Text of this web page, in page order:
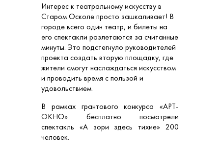
Интерес к театральному искусству в
Старом Осколе просто зашкаливает! В
городе всего один театр, и билеты на
его спектакли разлетаются за считанные
минуты. Это подстегнуло руководителей
проекта создать вторую площадку, где
жители смогут наслаждаться искусством
и проводить время с пользой и
удовольствием.
В рамках грантового конкурса «АРТ-
ОКНО» бесплатно посмотрели
спектакль «А зори здесь тихие» 200
человек.